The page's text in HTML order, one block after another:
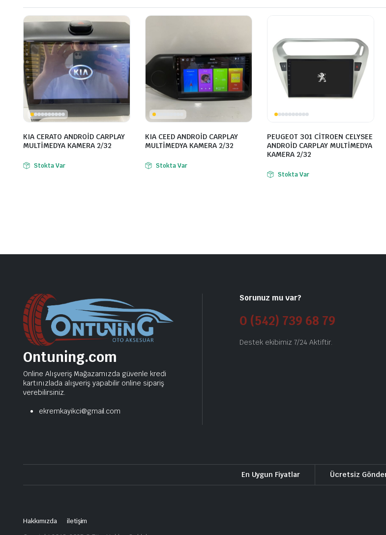
KIA CERATO ANDROİD CARPLAY
MULTİMEDYA KAMERA 2/32
Stokta Var
KIA CEED ANDROİD CARPLAY
MULTİMEDYA KAMERA 2/32
Stokta Var
PEUGEOT 301 CİTROEN CELYSEE
ANDROİD CARPLAY MULTİMEDYA
KAMERA 2/32
Stokta Var
Ontuning.com
Online Alışveriş Mağazamızda güvenle kredi
kartınızlada alışveriş yapabilir online sipariş
verebilirsiniz.
ekremkayikci@gmail.com
Sorunuz mu var?
0 (542) 739 68 79
Destek ekibimiz 7/24 Aktiftir.
En Uygun Fiyatlar Ücretsiz
Hakkımızda
iletişim